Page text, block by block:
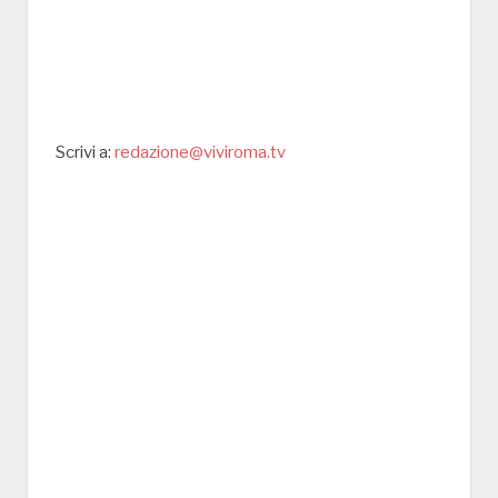
Scrivi a: redazione@viviroma.tv